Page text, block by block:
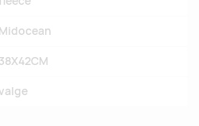
Midocean
38X42CM
valge